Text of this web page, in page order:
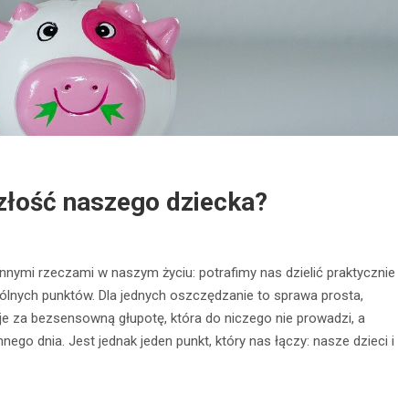
naszego dziecka?
rzeczami w naszym życiu: potrafimy nas dzielić praktycznie
punktów. Dla jednych oszczędzanie to sprawa prosta,
za bezsensowną głupotę, która do niczego nie prowadzi, a
dnia. Jest jednak jeden punkt, który nas łączy: nasze dzieci i